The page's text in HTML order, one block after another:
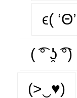
ϵ(
( ͡° ʖ̯ ͡°)
(>‿♥)